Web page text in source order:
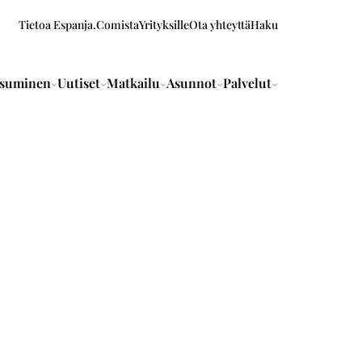
Tietoa Espanja.ComistaYrityksilleOta yhteyttäHaku
Uutiset Matkailu Asunnot Palvelut